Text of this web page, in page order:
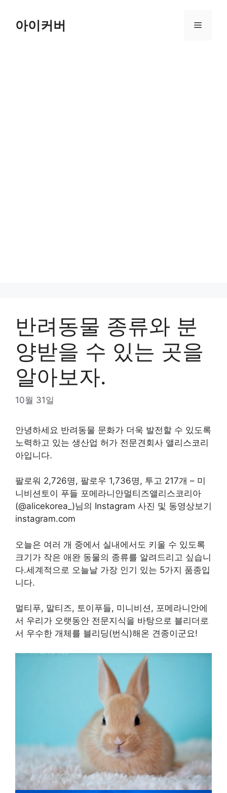
content아이커버 Menu
반려동물 종류와 분
양받을 수 있는 곳을
알아보자.
10월 31일
안녕하세요 반려동물 문화가 더욱 발전할 수 있도록
노력하고 있는 생산업 허가 전문견회사 앨리스코리
아입니다.
팔로워 2,726명, 팔로우 1,736명, 투고 217개 – 미
니비션토이 푸들 포메라니안멀티즈앨리스코리아
(@alicekorea_)님의 Instagram 사진 및 동영상보기
instagram.com
오늘은 여러 개 중에서 실내에서도 키울 수 있도록
크기가 작은 애완 동물의 종류를 알려드리고 싶습니
다.세계적으로 오늘날 가장 인기 있는 5가지 품종입
니다.
멀티푸, 말티즈, 토이푸들, 미니비션, 포메라니안에
서 우리가 오랫동안 전문지식을 바탕으로 블리더로
서 우수한 개체를 블리딩(번식)해온 견종이군요!